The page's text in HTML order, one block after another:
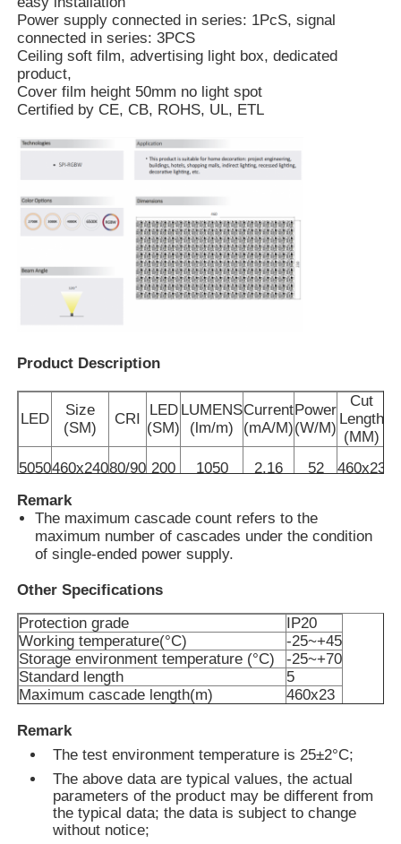
Over ons
Fabrieksreis
Kwaliteitscontrole
nieuws
Alle Gevallen
Vraag een offerte aan
Het Licht van de neonstrook
Power supply connected in series: 1PcS, signal
connected in series: 3PCS
Ceiling soft film, advertising light box, dedicated
product,
Cover film height 50mm no light spot
Certified by CE, CB, ROHS, UL, ETL
Product Description
LED
Size
(SM)
CRI
LED
(SM)
LUMENS
(lm/m)
Current
(mA/M)
Power
(W/M)
Cut
Length
(MM)
5050460x24080/90 200 1050 2.16 52 460x23
Remark
The maximum cascade count refers to the
maximum number of cascades under the condition
of single-ended power supply.
Other Specifications
Protection grade
IP20
Working temperature(°C)
-25~+45
Storage environment temperature (°C)
-25~+70
Standard length
5
Maximum cascade length(m)
460x23
Remark
The test environment temperature is 25±2°C;
The above data are typical values, the actual
parameters of the product may be different from
the typical data; the data is subject to change
without notice;